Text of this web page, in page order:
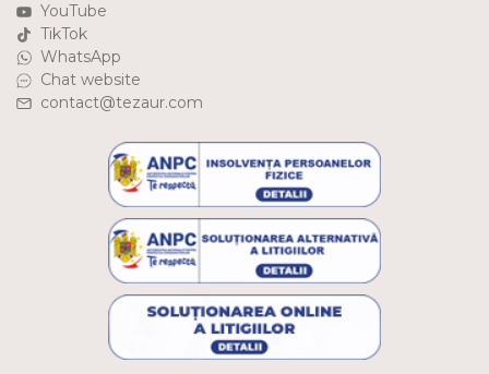
YouTube
TikTok
WhatsApp
Chat website
contact@tezaur.com